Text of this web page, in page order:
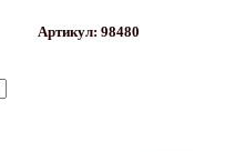
Артикул: 98480